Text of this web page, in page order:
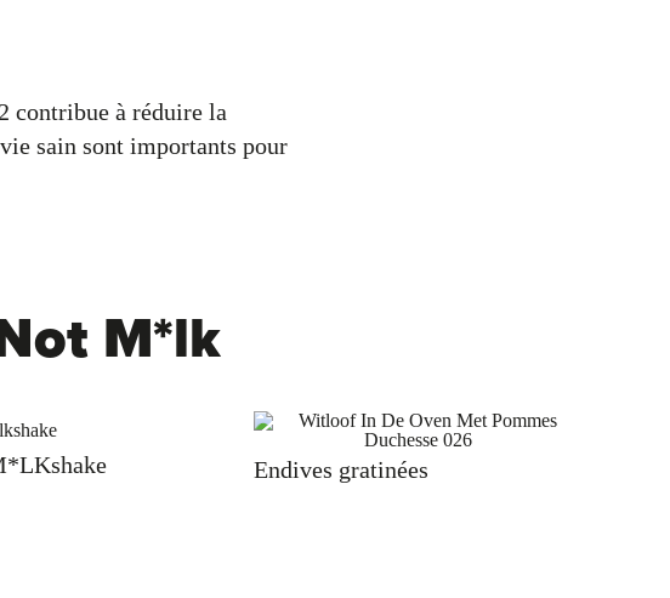
contribue à réduire la
sain sont importants pour
M*lk
Endives gratinées